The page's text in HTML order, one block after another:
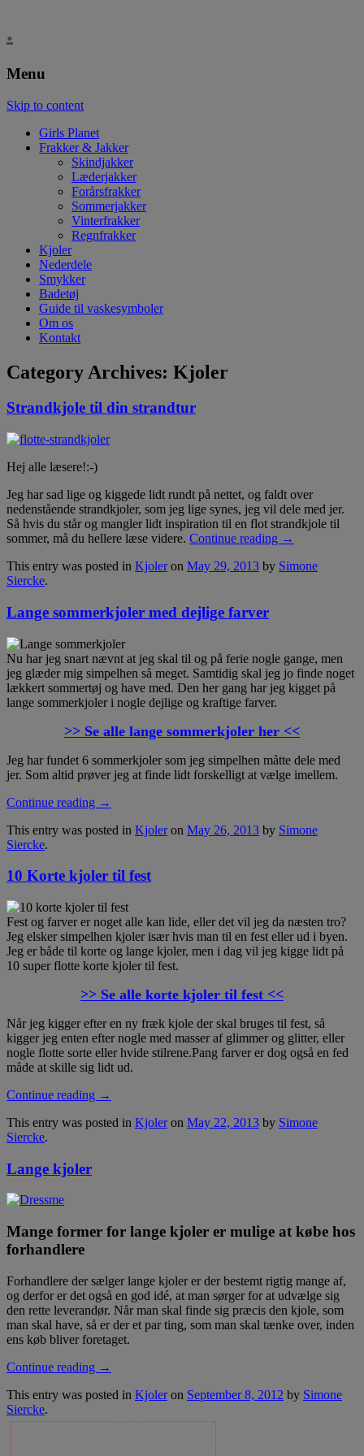
.
Menu
Skip to content
Girls Planet
Frakker & Jakker
Skindjakker
Læderjakker
Forårsfrakker
Sommerjakker
Vinterfrakker
Regnfrakker
Kjoler
Nederdele
Smykker
Badetøj
Guide til vaskesymboler
Om os
Kontakt
Category Archives: Kjoler
Strandkjole til din strandtur
Hej alle læsere!:-)
Jeg har sad lige og kiggede lidt rundt på nettet, og faldt over
nedenstående strandkjoler, som jeg lige synes, jeg vil dele med jer.
Så hvis du står og mangler lidt inspiration til en flot strandkjole til
sommer, må du hellere læse videre. Continue reading →
This entry was posted in Kjoleron May 29, 2013 by Simone
Siercke.
Lange sommerkjoler med dejlige farver
Nu har jeg snart nævnt at jeg skal til og på ferie nogle gange, men
jeg glæder mig simpelhen så meget. Samtidig skal jeg jo finde noget
lækkert sommertøj og have med. Den her gang har jeg kigget på
lange sommerkjoler i nogle dejlige og kraftige farver.
>> Se alle lange sommerkjoler her <<
Jeg har fundet 6 sommerkjoler som jeg simpelhen måtte dele med
jer. Som altid prøver jeg at finde lidt forskelligt at vælge imellem.
Continue reading →
This entry was posted in Kjoleron May 26, 2013 by Simone
Siercke.
10 Korte kjoler til fest
Fest og farver er noget alle kan lide, eller det vil jeg da næsten tro?
Jeg elsker simpelhen kjoler især hvis man til en fest eller ud i byen.
Jeg er både til korte og lange kjoler, men i dag vil jeg kigge lidt på
10 super flotte korte kjoler til fest.
>> Se alle korte kjoler til fest <<
Når jeg kigger efter en ny fræk kjole der skal bruges til fest, så
kigger jeg enten efter nogle med masser af glimmer og glitter, eller
nogle flotte sorte eller hvide stilrene.Pang farver er dog også en fed
måde at skille sig lidt ud.
Continue reading →
This entry was posted in Kjoleron May 22, 2013 by Simone
Siercke.
Lange kjoler
Mange former for lange kjoler er mulige at købe hos
forhandlere
Forhandlere der sælger lange kjoler er der bestemt rigtig mange af,
og derfor er det også en god idé, at man sørger for at udvælge sig
den rette leverandør. Når man skal finde sig præcis den kjole, som
man skal have, så er der et par ting, som man skal tænke over, inden
ens køb bliver foretaget.
Continue reading →
This entry was posted in Kjoleron September 8, 2012 by Simone
Siercke.